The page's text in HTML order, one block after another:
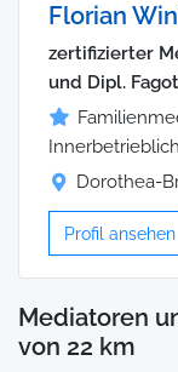
Florian
zertifizierter
und Dipl.
Dorothea-
Profil ansehen
Mediatoren
von 22 km